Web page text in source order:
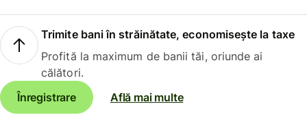
Trimite bani în străinătate, economisește la taxe
Profită la maximum de banii tăi, oriunde ai
călători.
Înregistrare
Află mai multe